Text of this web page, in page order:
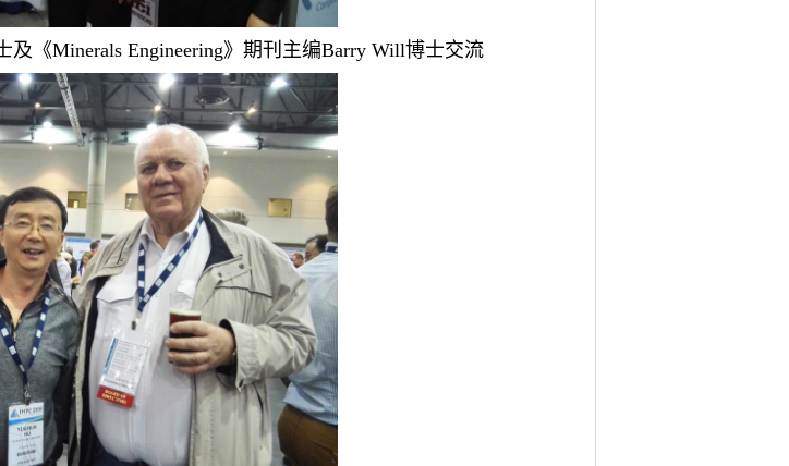
《Minerals Engineering》期刊主编Barry Will博士交流